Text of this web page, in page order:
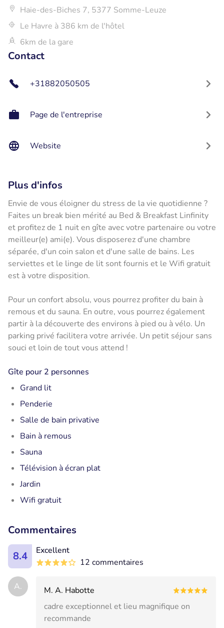
Haie-des-Biches 7, 5377 Somme-Leuze
Le Havre à 386 km de l'hôtel
6km de la gare
Contact
+31882050505
Page de l'entreprise
Website
Plus d'infos
Envie de vous éloigner du stress de la vie quotidienne ?
Faites un break bien mérité au Bed & Breakfast Linfinity
et profitez de 1 nuit en gîte avec votre partenaire ou votre
meilleur(e) ami(e). Vous disposerez d'une chambre
séparée, d'un coin salon et d'une salle de bains. Les
serviettes et le linge de lit sont fournis et le Wifi gratuit
est à votre disposition.
Pour un confort absolu, vous pourrez profiter du bain à
remous et du sauna. En outre, vous pourrez également
partir à la découverte des environs à pied ou à vélo. Un
parking privé facilitera votre arrivée. Un petit séjour sans
souci et loin de tout vous attend !
Gîte pour 2 personnes
Grand lit
Penderie
Salle de bain privative
Bain à remous
Sauna
Télévision à écran plat
Jardin
Wifi gratuit
Commentaires
8.4
Excellent
12 commentaires
A.
M. A. Habotte
cadre exceptionnel et lieu magnifique on
recommande